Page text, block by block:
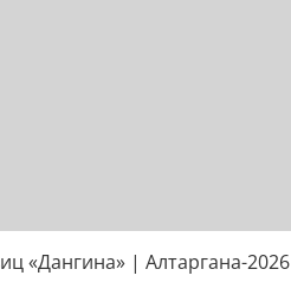
«Дангина» | Алтаргана-2026